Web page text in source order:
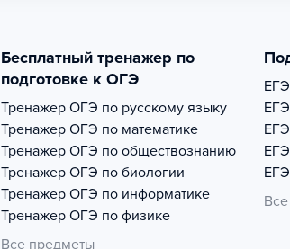
Бесплатный тренажер по
подготовке к ОГЭ
Тренажер ОГЭ по русскому языку
Тренажер ОГЭ по математике
Тренажер ОГЭ по обществознанию
Тренажер ОГЭ по биологии
Тренажер ОГЭ по информатике
Тренажер ОГЭ по физике
Все предметы